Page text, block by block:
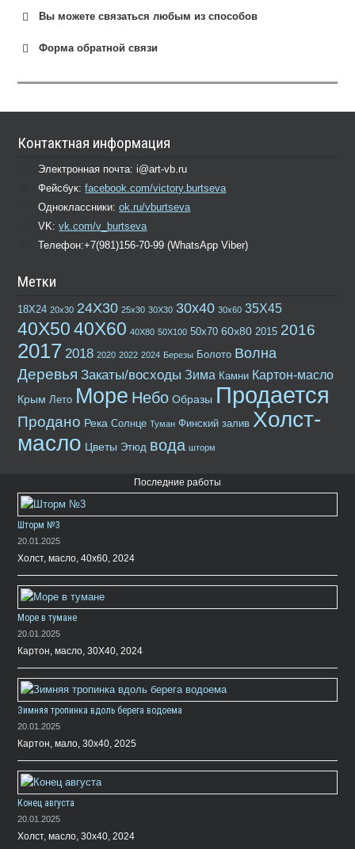
Вы можете связаться любым из способов
Форма обратной связи
Иная информация для связи
Comment
Отправить
Контактная информация
Электронная почта: i@art-vb.ru
Фейсбук:facebook.com/victory.burtseva
Одноклассники:ok.ru/vburtseva
VK:vk.com/v_burtseva
Телефон:+7(981)156-70-99 (WhatsApp Viber)
Метки
18Х24 20х30 24Х30 25х30 30Х30 30х40 30х60 35Х45
40Х50 40Х60 40Х80 50Х100 50х70 60х80 2015 2016
2017 2018 2020 2022 2024 Березы Болото Волна
Деревья Закаты/восходы Зима Камни Картон-масло
Крым Лето Море Небо Образы Продается
Продано Река Солнце Туман Финский залив Холст-
масло Цветы Этюд вода шторм
Последние работы
Шторм №3
20.01.2025
Холст, масло, 40х60, 2024
Море в тумане
20.01.2025
Картон, масло, 30Х40, 2024
Зимняя тропинка вдоль берега водоема
20.01.2025
Картон, мало, 30х40, 2025
Конец августа
20.01.2025
Холст, масло, 30х40, 2024